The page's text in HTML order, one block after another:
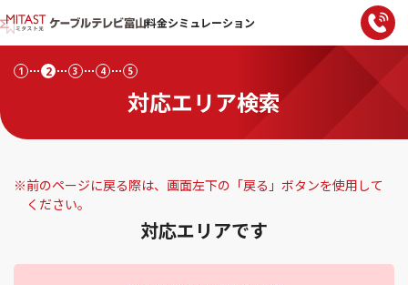
料金シミュレーション
対応エリア検索
1 2 3 4 5
※前のページに戻る際は、画面左下の「戻る」ボタンを使用して
ください。
対応エリアです